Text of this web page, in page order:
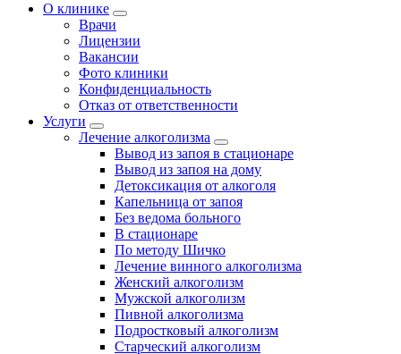
О клинике
Врачи
Лицензии
Вакансии
Фото клиники
Конфиденциальность
Отказ от ответственности
Услуги
Лечение алкоголизма
Вывод из запоя в стационаре
Вывод из запоя на дому
Детоксикация от алкоголя
Капельница от запоя
Без ведома больного
В стационаре
По методу Шичко
Лечение винного алкоголизма
Женский алкоголизм
Мужской алкоголизм
Пивной алкоголизма
Подростковый алкоголизм
Старческий алкоголизм